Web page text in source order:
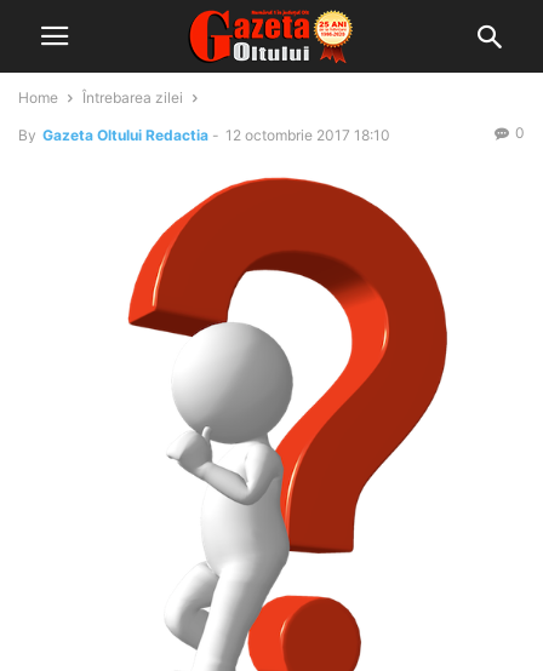
Home Întrebarea zilei
By Gazeta Oltului Redactia - 12 octombrie 2017 18:10 0